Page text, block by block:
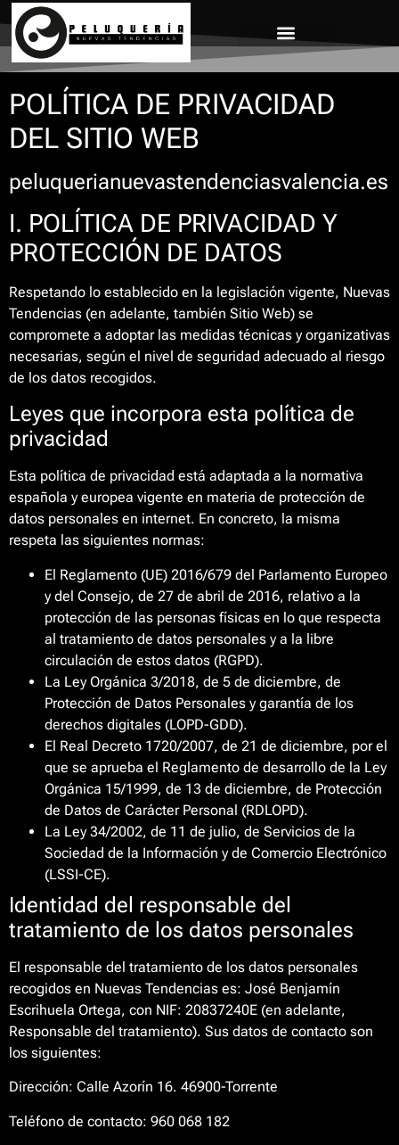
POLÍTICA DE PRIVACIDAD
DEL SITIO WEB
peluquerianuevastendenciasvalencia.es
I. POLÍTICA DE PRIVACIDAD Y
PROTECCIÓN DE DATOS
Respetando lo establecido en la legislación vigente, Nuevas
Tendencias (en adelante, también Sitio Web) se
compromete a adoptar las medidas técnicas y organizativas
necesarias, según el nivel de seguridad adecuado al riesgo
de los datos recogidos.
Leyes que incorpora esta política de
privacidad
Esta política de privacidad está adaptada a la normativa
española y europea vigente en materia de protección de
datos personales en internet. En concreto, la misma
respeta las siguientes normas:
El Reglamento (UE) 2016/679 del Parlamento Europeo
y del Consejo, de 27 de abril de 2016, relativo a la
protección de las personas físicas en lo que respecta
al tratamiento de datos personales y a la libre
circulación de estos datos (RGPD).
La Ley Orgánica 3/2018, de 5 de diciembre, de
Protección de Datos Personales y garantía de los
derechos digitales (LOPD-GDD).
El Real Decreto 1720/2007, de 21 de diciembre, por el
que se aprueba el Reglamento de desarrollo de la Ley
Orgánica 15/1999, de 13 de diciembre, de Protección
de Datos de Carácter Personal (RDLOPD).
La Ley 34/2002, de 11 de julio, de Servicios de la
Sociedad de la Información y de Comercio Electrónico
(LSSI-CE).
Identidad del responsable del
tratamiento de los datos personales
El responsable del tratamiento de los datos personales
recogidos en Nuevas Tendencias es: José Benjamín
Escrihuela Ortega, con NIF: 20837240E (en adelante,
Responsable del tratamiento). Sus datos de contacto son
los siguientes:
Dirección: Calle Azorín 16. 46900-Torrente
Teléfono de contacto: 960 068 182